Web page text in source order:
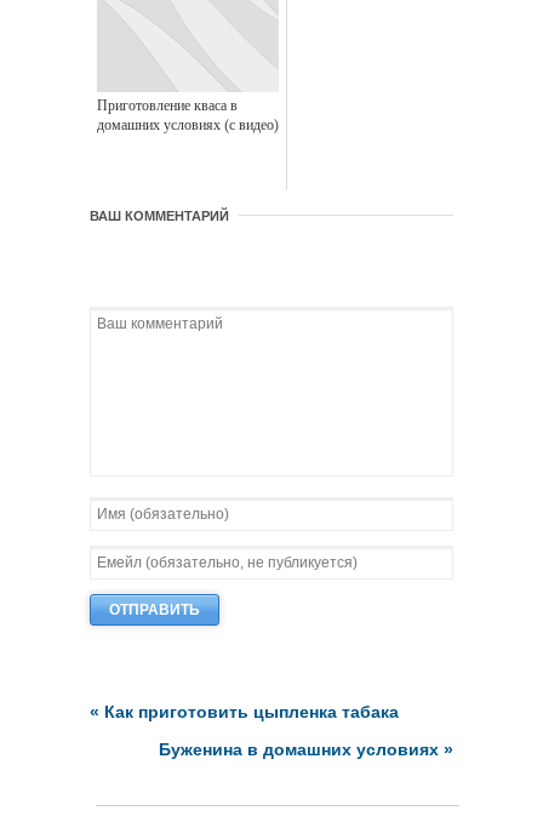
Приготовление кваса в
домашних условиях (с видео)
ВАШ КОММЕНТАРИЙ
« Как приготовить цыпленка табака
Буженина в домашних условиях »